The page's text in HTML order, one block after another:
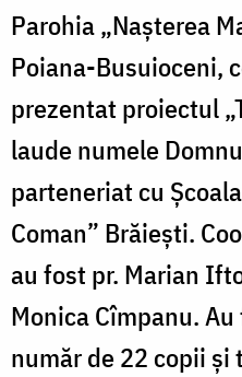
Parohia „Nașterea
Poiana-Busuioceni,
prezentat proiectul
laude numele
parteneriat cu
Coman” Brăiești.
au fost pr. Marian
Monica Cîmpanu.
număr de 22 copii